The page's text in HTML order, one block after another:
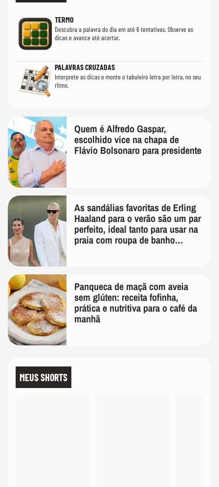
TERMO
Descubra a palavra do dia em até 6 tentativas. Observe as
dicas e avance até acertar.
PALAVRAS CRUZADAS
Interprete as dicas e monte o tabuleiro letra por letra, no seu
ritmo.
Quem é Alfredo Gaspar,
escolhido vice na chapa de
Flávio Bolsonaro para presidente
As sandálias favoritas de Erling
Haaland para o verão são um par
perfeito, ideal tanto para usar na
praia com roupa de banho
Panqueca de maçã com aveia
sem glúten: receita fofinha,
prática e nutritiva para o café da
manhã
MEUS SHORTS